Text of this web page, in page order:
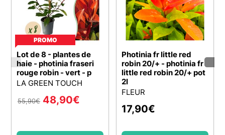
PROMO
Lot de 8 - plantes de
haie - photinia fraseri
rouge robin - vert - p
LA GREEN TOUCH
55,90€ 48,90€
Photinia fr little red
robin 20/+ - photinia fr
little red robin 20/+ pot
2l
FLEUR
17,90€